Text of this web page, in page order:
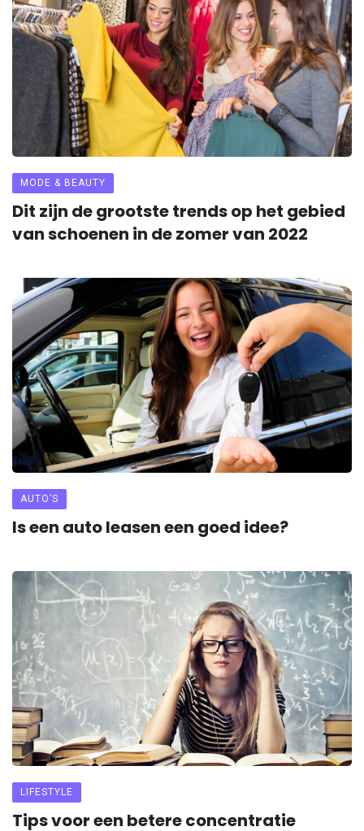
MODE & BEAUTY
Dit zijn de grootste trends op het gebied
van schoenen in de zomer van 2022
AUTO’S
Is een auto leasen een goed idee?
LIFESTYLE
Tips voor een betere concentratie